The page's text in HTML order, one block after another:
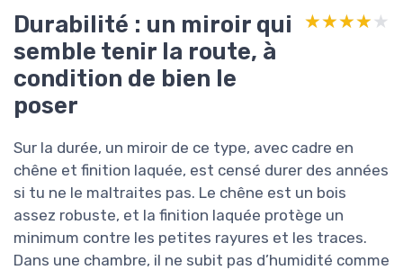
Durabilité : un miroir qui
semble tenir la route, à
condition de bien le
poser
★★★★★
★★★★★
Sur la durée, un miroir de ce type, avec cadre en
chêne et finition laquée, est censé durer des années
si tu ne le maltraites pas. Le chêne est un bois
assez robuste, et la finition laquée protège un
minimum contre les petites rayures et les traces.
Dans une chambre, il ne subit pas d’humidité comme